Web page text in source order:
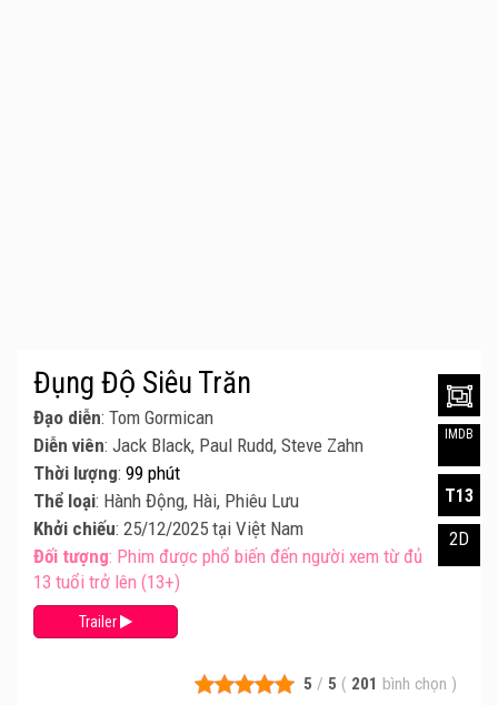
5 / 5 ( 201 bình chọn )
Đụng Độ Siêu Trăn
Đạo diễn: Tom Gormican
Diễn viên: Jack Black, Paul Rudd, Steve Zahn
Thời lượng: 99 phút
Thể loại: Hành Động, Hài, Phiêu Lưu
Khởi chiếu: 25/12/2025 tại Việt Nam
Đối tượng: Phim được phổ biến đến người xem từ đủ
13 tuổi trở lên (13+)
Trailer
IMDB
T13
2D